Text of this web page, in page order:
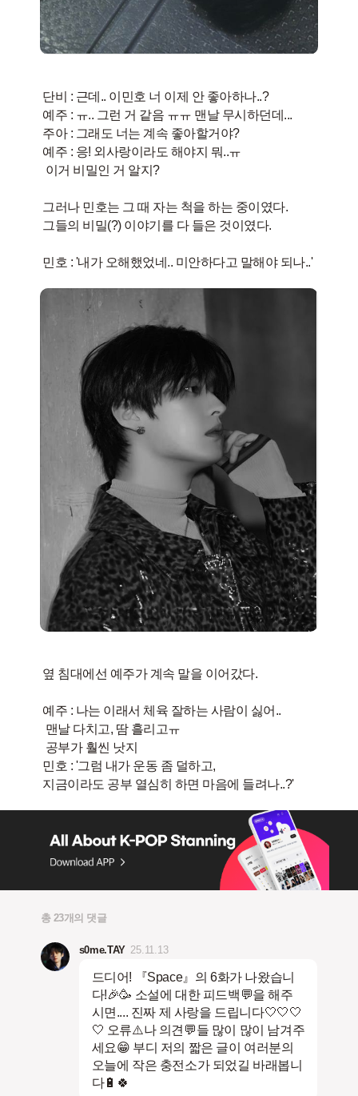
단비 : 근데.. 이민호 너 이제 안 좋아하나..?
​예주 : ㅠ.. 그런 거 같음 ㅠㅠ 맨날 무시하던데...
​주아 : 그래도 너는 계속 좋아할거야?
​예주 : 응! 외사랑이라도 해야지 뭐..ㅠ
​ 이거 비밀인 거 알지?
그러나 민호는 그 때 자는 척을 하는 중이였다.
​그들의 비밀(?) 이야기를 다 들은 것이였다.
​민호 : '내가 오해했었네.. 미안하다고 말해야 되나..'
옆 침대에선 예주가 계속 말을 이어갔다.
​예주 : 나는 이래서 체육 잘하는 사람이 싫어..
​ 맨날 다치고, 땀 흘리고ㅠ
​ 공부가 훨씬 낫지
​민호 : '그럼 내가 운동 좀 덜하고,
지금이라도 공부 열심히 하면 마음에 들려나..?'
총 23개의 댓글
s0me.TAY 25.11.13
드디어! 『Space』의 6화가 나왔습니
다!🎉🥳 소설에 대한 피드백💬을 해주
시면.... 진짜 제 사랑을 드립니다🤍🤍🤍
🤍 오류⚠️나 의견💬들 많이 많이 남겨주
세요😁 부디 저의 짧은 글이 여러분의
오늘에 작은 충전소가 되었길 바래봅니
다🔋🍀